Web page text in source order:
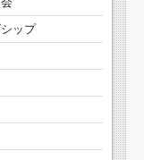
ップ